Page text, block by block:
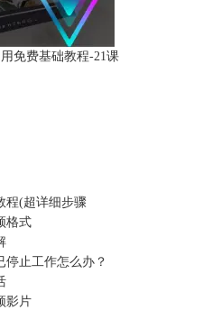
免费基础教程-21课
程(超详细步骤
格式
停止工作怎么办？
影片